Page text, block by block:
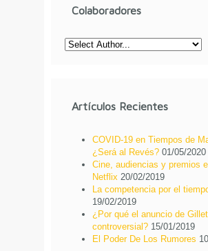
Colaboradores
Artículos Recientes
COVID-19 en Tiempos de
¿Será al Revés? 01/05/2020
Cine, audiencias y premios
Netflix 20/02/2019
La competencia por el
19/02/2019
¿Por qué el anuncio de
controversial? 15/01/2019
El Poder De Los Rumores